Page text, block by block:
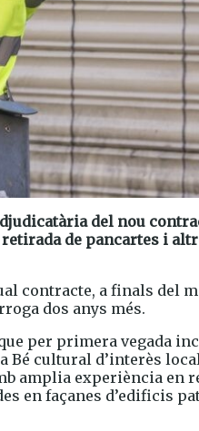
del nou
de pancartes i
contracte, a finals del
dos anys més.
per primera vegada
cultural d’interès
amplia experiència en
en façanes d’edificis